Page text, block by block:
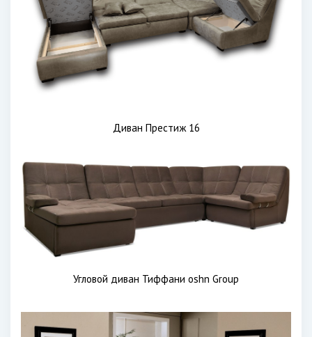
Диван Престиж 16
Угловой диван Тиффани oshn Group